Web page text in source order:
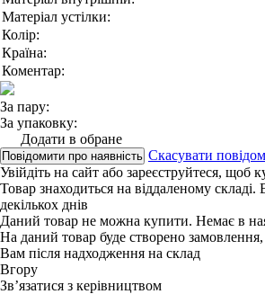
Матеріал устілки:
Колір:
Країна:
Коментар:
За пару:
За упаковку:
Додати в обране
Повідомити про наявність Скасувати
Увійдіть на сайт або зареєструйтеся, щоб
Товар знаходиться на віддаленому складі.
декількох днів
Даний товар не можна купити. Немає в
На даний товар буде створено замовлення,
Вам після надходження на склад
Вгору
Зв’язатися з керівництвом